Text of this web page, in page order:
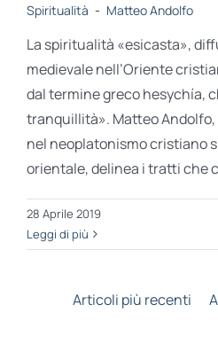
Spiritualità - Matteo Andolfo
La spiritualità «esicasta»,
medievale nell’Oriente
dal termine greco hesychía,
tranquillità». Matteo
nel neoplatonismo cristiano
orientale, delinea i tratti che
28 Aprile 2019
Leggi di più
Articoli più recenti